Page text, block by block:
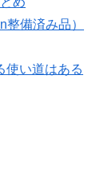
備済み品）
使い道はある